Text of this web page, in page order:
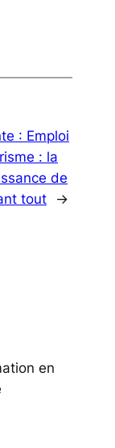
: Emploi
: la
de
tout
→
en